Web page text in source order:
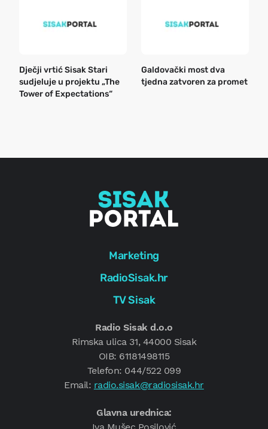
Dječji vrtić Sisak Stari
sudjeluje u projektu „The
Tower of Expectations“
Galdovački most dva
tjedna zatvoren za promet
Marketing
RadioSisak.hr
TV Sisak
Radio Sisak d.o.o
Rimska ulica 31, 44000 Sisak
OIB: 61181498115
Telefon: 044/522 099
Email: radio.sisak@radiosisak.hr
Glavna urednica: